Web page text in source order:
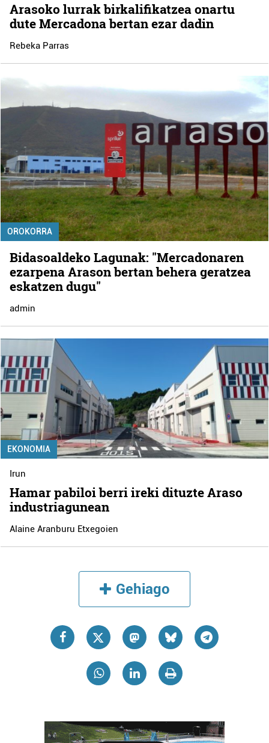
Arasoko lurrak birkalifikatzea onartu
dute Mercadona bertan ezar dadin
Rebeka Parras
OROKORRA
Bidasoaldeko Lagunak: "Mercadonaren
ezarpena Arason bertan behera geratzea
eskatzen dugu"
admin
EKONOMIA
Irun
Hamar pabiloi berri ireki dituzte Araso
industriagunean
Alaine Aranburu Etxegoien
Gehiago